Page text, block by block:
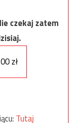
czekaj zatem
zł
Tutaj